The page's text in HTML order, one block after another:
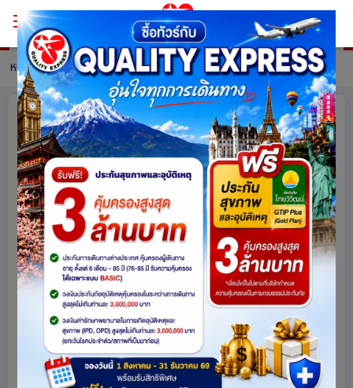
หน้าหลัก ทัวร์ South Korea รายละเอียดทัวร์
เชียงใหม่ เที่ยวเกาหลี..ช้อป ชิม ชิล..
Seoul My Seoul 5 วัน 3 คืน โดยสาย
การบิน แอร์ปูซาน (BX)
เกาหลีใต้ 2278 share
ดูโปรแกรมทัวร์ รหัสโปรแกรม :15975